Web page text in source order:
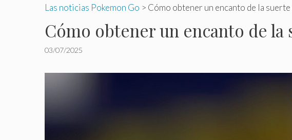
Las noticias Pokemon Go > Cómo obtener un encanto de la
Cómo obtener un encanto de
03/07/2025